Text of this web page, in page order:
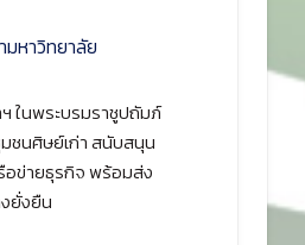
หาวิทยาลัย
ในพระบรมราชูปถัมภ์
ชนศิษย์เก่า สนับสนุน
อข่ายธุรกิจ พร้อมส่ง
ยั่งยืน